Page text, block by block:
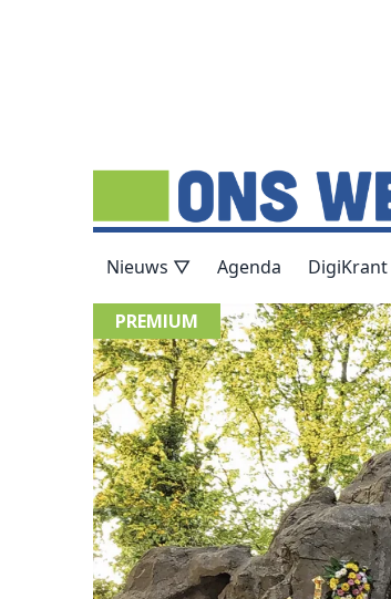
Nieuws ▽ Agenda DigiKrant